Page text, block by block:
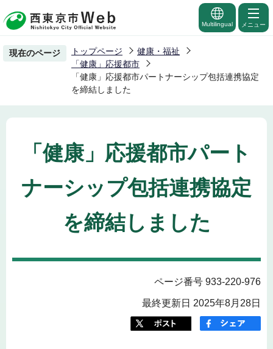
の
ー
先
頭
Multilingual メニュー
現在のページ トップページ
健康・福祉
「健康」応援都市
「健康」応援都市パートナーシップ包括連携協定
を締結しました
「健康」応援都市パート
ナーシップ包括連携協定
を締結しました
ページ番号 933-220-976
最終更新日 2025年8月28日